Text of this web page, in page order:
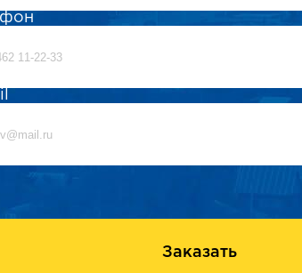
Заказать